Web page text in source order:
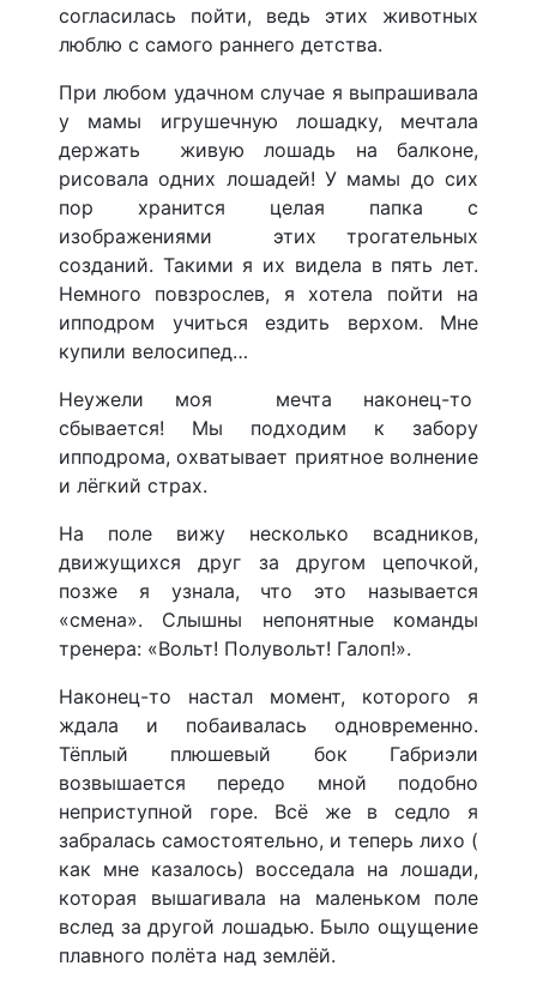
согласилась пойти, ведь этих животных
люблю с самого раннего детства.
При любом удачном случае я выпрашивала
у мамы игрушечную лошадку, мечтала
держать живую лошадь на балконе,
рисовала одних лошадей! У мамы до сих
пор хранится целая папка с
изображениями этих трогательных
созданий. Такими я их видела в пять лет.
Немного повзрослев, я хотела пойти на
ипподром учиться ездить верхом. Мне
купили велосипед…
Неужели моя мечта наконец-то
сбывается! Мы подходим к забору
ипподрома, охватывает приятное волнение
и лёгкий страх.
На поле вижу несколько всадников,
движущихся друг за другом цепочкой,
позже я узнала, что это называется
«смена». Слышны непонятные команды
тренера: «Вольт! Полувольт! Галоп!».
Наконец-то настал момент, которого я
ждала и побаивалась одновременно.
Тёплый плюшевый бок Габриэли
возвышается передо мной подобно
неприступной горе. Всё же в седло я
забралась самостоятельно, и теперь лихо (
как мне казалось) восседала на лошади,
которая вышагивала на маленьком поле
вслед за другой лошадью. Было ощущение
плавного полёта над землёй.